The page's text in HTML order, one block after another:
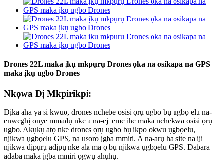
Drones 22L maka ịkụ mkpụrụ Drones ọka na osikapa na GPS
maka ịkụ ugbo Drones
Nkọwa Dị Mkpirikpi:
Dịka aha ya si kwuo, drones nchebe osisi ọrụ ugbo bụ ụgbọ elu na-
enweghị onye mmadụ nke a na-eji eme ihe maka nchekwa osisi ọrụ
ugbo. Akụkụ atọ nke drones ọrụ ugbo bụ ikpo okwu ụgbọelu,
njikwa ụgbọelu GPS, na usoro ịgba mmiri. A na-arụ ha site na iji
njikwa dịpụrụ adịpụ nke ala ma ọ bụ njikwa ụgbọelu GPS. Dabara
adaba maka ịgba mmiri ọgwụ ahụhụ.